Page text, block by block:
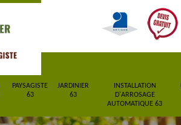
PAYSAGISTE
63
JARDINIER
63
INSTALLATION
D'ARROSAGE
AUTOMATIQUE 63